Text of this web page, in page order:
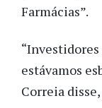
Farmácias”.
estávamos
Correia